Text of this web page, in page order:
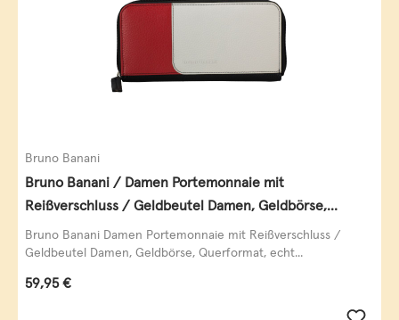
Bruno Banani
Bruno Banani / Damen Portemonnaie mit
Reißverschluss / Geldbeutel Damen, Geldbörse,
Querformat, echt Leder, black/white/red
Bruno Banani Damen Portemonnaie mit Reißverschluss /
Geldbeutel Damen, Geldbörse, Querformat, echt...
Regulärer Preis:
59,95 €